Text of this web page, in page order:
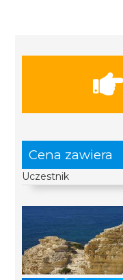
Cena zawiera
Uczestnik